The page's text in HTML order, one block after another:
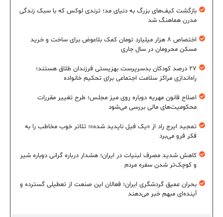
بازگشت کیف‌های بزرگ به دنیای مد؛ ترندی لوکس که با سبک زندگی
مدرن هماهنگ شد
اختصاص ۸ هزار میلیارد تومان کمک بلاعوض برای ساخت و خرید
مسکن محرومان در سال جاری
۲۷ درصد کودکان بدسرپرست بهزیستی فرزندان طلاق هستند؛
راه‌اندازی مراکز سلامت اجتماعی برای تحکیم خانواده
اصلاح قانون مهریه دوباره روی میز مجلس؛ طرح تغییر مقررات
محکومیت‌های مالی بررسی می‌شود
تمجید ایرج راد از «یک فیل ناپدید شده»؛ تئاتر خوب مخاطب را به
فکر فرو می‌برد
کاهش شدید مصرف لبنیات در ایران؛ هشدار درباره گرانی دوباره شیر
و کوچک‌تر شدن سفره مردم
بحران عمیق گردشگری ایران؛ فعالان این صنعت از تعطیلی گسترده و
آینده‌ای مبهم خبر می‌دهند